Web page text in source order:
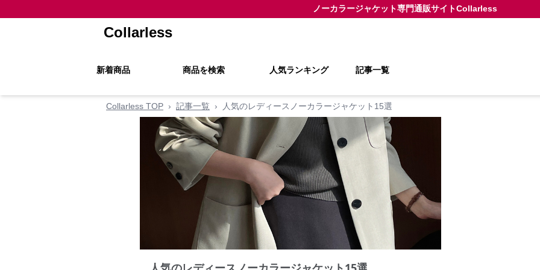
ノーカラージャケット専門通販サイトCollarless
Collarless
新着商品 商品を検索 人気ランキング 記事一覧
Collarless TOP › 記事一覧 › 人気のレディースノーカラージャケット15選